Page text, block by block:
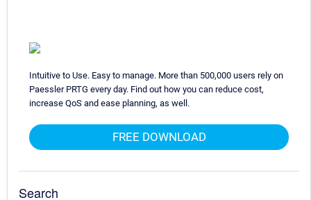
Intuitive to Use. Easy to manage. More than 500,000 users rely on
Paessler PRTG every day. Find out how you can reduce cost,
increase QoS and ease planning, as well.
FREE DOWNLOAD
Search